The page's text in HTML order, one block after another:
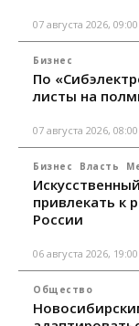
07 августа 2026, 09:00
Бизнес
По
листы на
07 августа 2026, 08:00
Бизнес Власть
привлекать к
России
06 августа 2026, 19:00
Общество